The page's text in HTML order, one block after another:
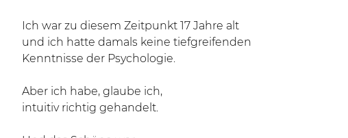
Ich war zu diesem Zeitpunkt 17 Jahre alt
und ich hatte damals keine tiefgreifenden
Kenntnisse der Psychologie.
Aber ich habe, glaube ich,
intuitiv richtig gehandelt.